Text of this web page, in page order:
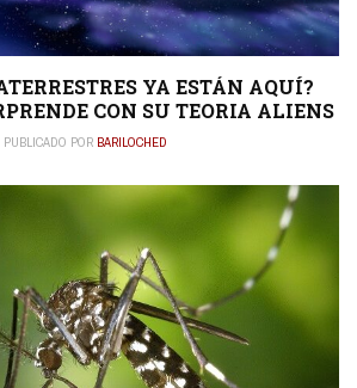
YA ESTÁN AQUÍ?
CON SU TEORIA ALIENS
PUBLICADO POR BARILOCHED